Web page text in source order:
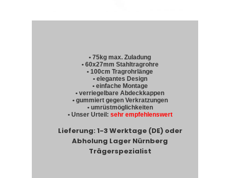
• 75kg max. Zuladung
• 60x27mm Stahltragrohre
• 100cm Tragrohrlänge
• elegantes Design
• einfache Montage
• verriegelbare Abdeckkappen
• gummiert gegen Verkratzungen
• umrüstmöglichkeiten
• Unser Urteil: sehr empfehlenswert
Lieferung: 1-3 Werktage (DE) oder
Abholung Lager Nürnberg
Trägerspezialist